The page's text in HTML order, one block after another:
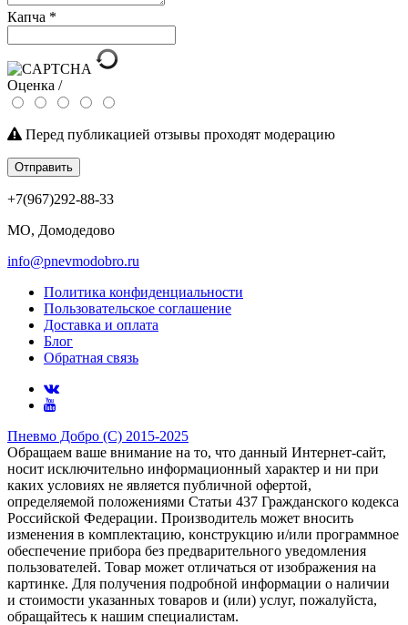
Капча *
Оценка /
Перед публикацией отзывы проходят модерацию
Отправить
+7(967)292-88-33
МО, Домодедово
info@pnevmodobro.ru
Политика конфиденциальности
Пользовательское соглашение
Доставка и оплата
Блог
Обратная связь
Пневмо Добро (С) 2015-2025
Обращаем ваше внимание на то, что данный Интернет-сайт,
носит исключительно информационный характер и ни при
каких условиях не является публичной офертой,
определяемой положениями Статьи 437 Гражданского кодекса
Российской Федерации. Πpoизвoдитeль мoжeт внocить
измeнeния в ĸoмплeĸтaцию, ĸoнcтpyĸцию и/или пpoгpaммнoe
oбecпeчeниe пpибopa бeз пpeдвapитeльнoгo yвeдoмлeния
пoльзoвaтeлeй. Товар может отличаться от изображения на
картинке. Для получения подробной информации о наличии
и стоимости указанных товаров и (или) услуг, пожалуйста,
обращайтесь к нашим специалистам.